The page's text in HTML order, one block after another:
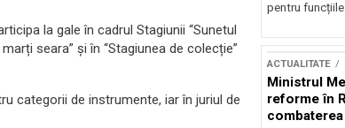
la gale în cadrul Stagiunii “Sunetul
seara” și în “Stagiunea de colecție”
categorii de instrumente, iar în juriul de
pentru
ACTUALITATE
Ministrul
reforme în